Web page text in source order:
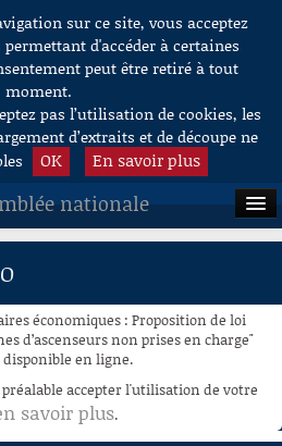
sur ce site, vous acceptez
d'accéder à certaines
peut être retiré à tout
moment.
pas l’utilisation de cookies, les
d’extraits et de découpe ne
OK En savoir plus
nationale
économiques : Proposition de loi
d’ascenseurs non prises en charge"
disponible en ligne.
préalable accepter l'utilisation de votre
savoir plus.